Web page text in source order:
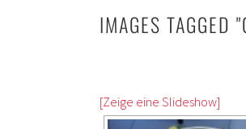
IMAGES TAGGED
[Zeige eine Slideshow]